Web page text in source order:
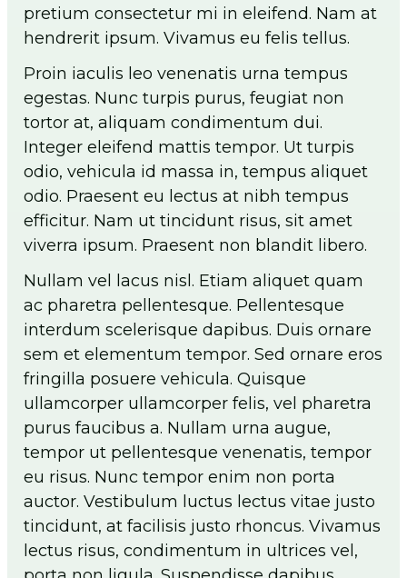
pretium consectetur mi in eleifend. Nam at
hendrerit ipsum. Vivamus eu felis tellus.
Proin iaculis leo venenatis urna tempus
egestas. Nunc turpis purus, feugiat non
tortor at, aliquam condimentum dui.
Integer eleifend mattis tempor. Ut turpis
odio, vehicula id massa in, tempus aliquet
odio. Praesent eu lectus at nibh tempus
efficitur. Nam ut tincidunt risus, sit amet
viverra ipsum. Praesent non blandit libero.
Nullam vel lacus nisl. Etiam aliquet quam
ac pharetra pellentesque. Pellentesque
interdum scelerisque dapibus. Duis ornare
sem et elementum tempor. Sed ornare eros
fringilla posuere vehicula. Quisque
ullamcorper ullamcorper felis, vel pharetra
purus faucibus a. Nullam urna augue,
tempor ut pellentesque venenatis, tempor
eu risus. Nunc tempor enim non porta
auctor. Vestibulum luctus lectus vitae justo
tincidunt, at facilisis justo rhoncus. Vivamus
lectus risus, condimentum in ultrices vel,